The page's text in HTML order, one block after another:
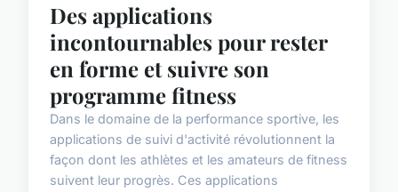
Des applications
incontournables pour rester
en forme et suivre son
programme fitness
Dans le domaine de la performance sportive, les
applications de suivi d'activité révolutionnent la
façon dont les athlètes et les amateurs de fitness
suivent leur progrès. Ces applications